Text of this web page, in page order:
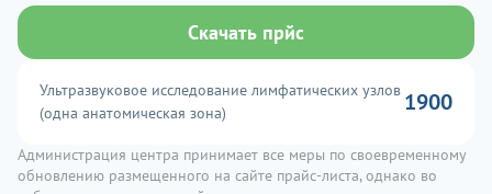
Скачать прйс
Ультразвуковое исследование лимфатических узлов
(одна анатомическая зона)
1900
Администрация центра принимает все меры по своевременному
обновлению размещенного на сайте прайс-листа, однако во